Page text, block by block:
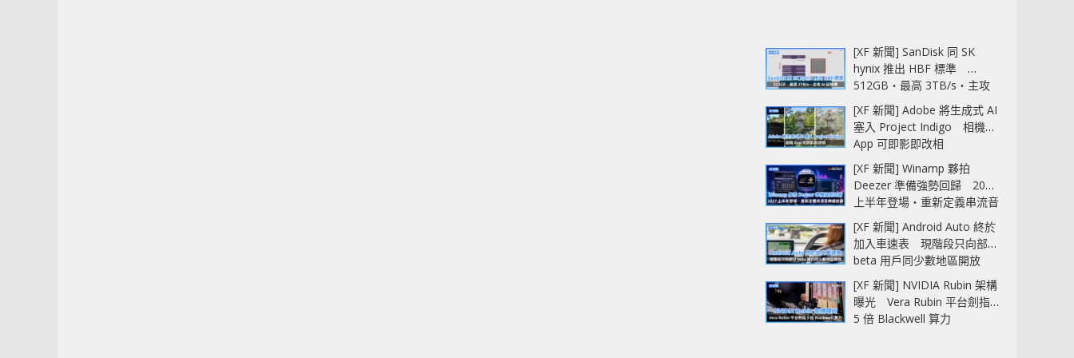
[XF 新聞] SanDisk 同 SK
hynix 推出 HBF 標準
512GB‧最高 3TB/s‧主攻
AI 記憶體
[XF 新聞] Adobe 將生成式 AI
塞入 Project Indigo 相機
App 可即影即改相
[XF 新聞] Winamp 夥拍
Deezer 準備強勢回歸 2027
上半年登場‧重新定義串流音
樂播放器
[XF 新聞] Android Auto 終於
加入車速表 現階段只向部分
beta 用戶同少數地區開放
[XF 新聞] NVIDIA Rubin 架構
曝光 Vera Rubin 平台劍指
5 倍 Blackwell 算力